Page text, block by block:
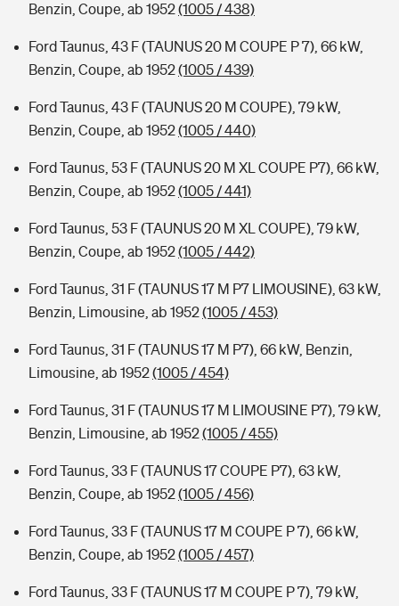
Benzin, Coupe, ab 1952(1005 / 438)
Ford Taunus, 43 F (TAUNUS 20 M COUPE P 7), 66 kW,
Benzin, Coupe, ab 1952(1005 / 439)
Ford Taunus, 43 F (TAUNUS 20 M COUPE), 79 kW,
Benzin, Coupe, ab 1952(1005 / 440)
Ford Taunus, 53 F (TAUNUS 20 M XL COUPE P7), 66 kW,
Benzin, Coupe, ab 1952(1005 / 441)
Ford Taunus, 53 F (TAUNUS 20 M XL COUPE), 79 kW,
Benzin, Coupe, ab 1952(1005 / 442)
Ford Taunus, 31 F (TAUNUS 17 M P7 LIMOUSINE), 63 kW,
Benzin, Limousine, ab 1952(1005 / 453)
Ford Taunus, 31 F (TAUNUS 17 M P7), 66 kW, Benzin,
Limousine, ab 1952(1005 / 454)
Ford Taunus, 31 F (TAUNUS 17 M LIMOUSINE P7), 79 kW,
Benzin, Limousine, ab 1952(1005 / 455)
Ford Taunus, 33 F (TAUNUS 17 COUPE P7), 63 kW,
Benzin, Coupe, ab 1952(1005 / 456)
Ford Taunus, 33 F (TAUNUS 17 M COUPE P 7), 66 kW,
Benzin, Coupe, ab 1952(1005 / 457)
Ford Taunus, 33 F (TAUNUS 17 M COUPE P 7), 79 kW,